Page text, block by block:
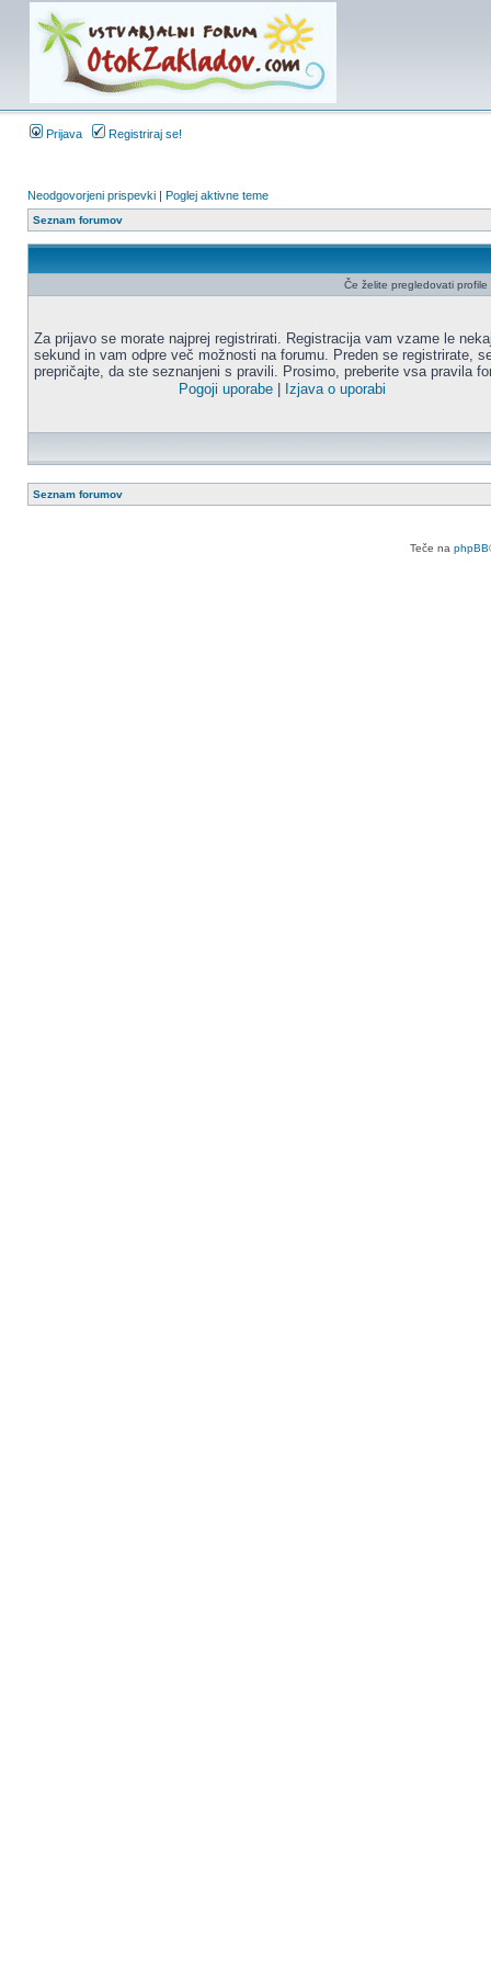
Prijava Registriraj se!
Neodgovorjeni prispevki | Poglej aktivne teme
Seznam forumov
Če želite pregledovati
Za prijavo se morate najprej registrirati. Registracija vam vzame le
sekund in vam odpre več možnosti na forumu. Preden se registrirate,
prepričajte, da ste seznanjeni s pravili. Prosimo, preberite vsa pravila
Pogoji uporabe
Izjava o uporabi
Seznam forumov
Teče na phpBB